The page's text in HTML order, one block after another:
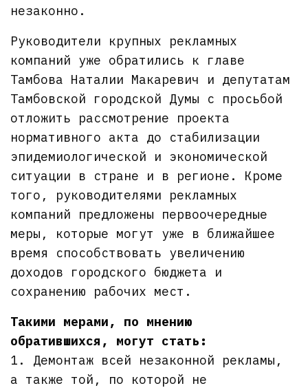
незаконно.
Руководители крупных рекламных
компаний уже обратились к главе
Тамбова Наталии Макаревич и депутатам
Тамбовской городской Думы с просьбой
отложить рассмотрение проекта
нормативного акта до стабилизации
эпидемиологической и экономической
ситуации в стране и в регионе. Кроме
того, руководителями рекламных
компаний предложены первоочередные
меры, которые могут уже в ближайшее
время способствовать увеличению
доходов городского бюджета и
сохранению рабочих мест.
Такими мерами, по мнению
обратившихся, могут стать:
1. Демонтаж всей незаконной рекламы,
а также той, по которой не